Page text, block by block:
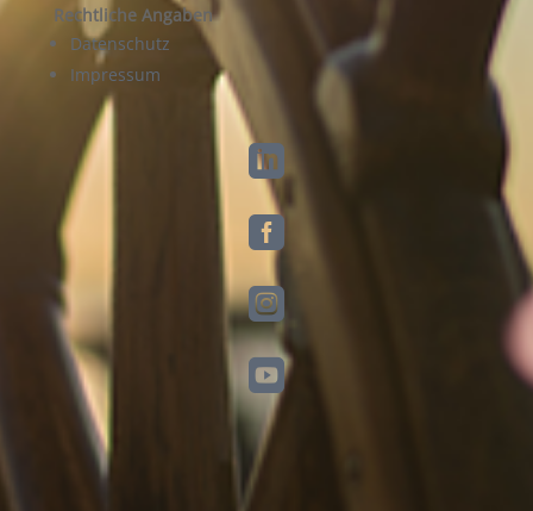
Rechtliche Angaben
Datenschutz
Impressum



